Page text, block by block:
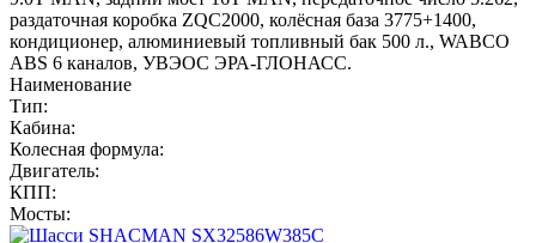
раздаточная коробка ZQC2000, колёсная база 3775+1400,
кондиционер, алюминиевый топливный бак 500 л., WABCO
ABS 6 каналов, УВЭОС ЭРА-ГЛОНАСС.
Наименование
Тип:
Кабина:
Колесная формула:
Двигатель:
КПП:
Мосты: